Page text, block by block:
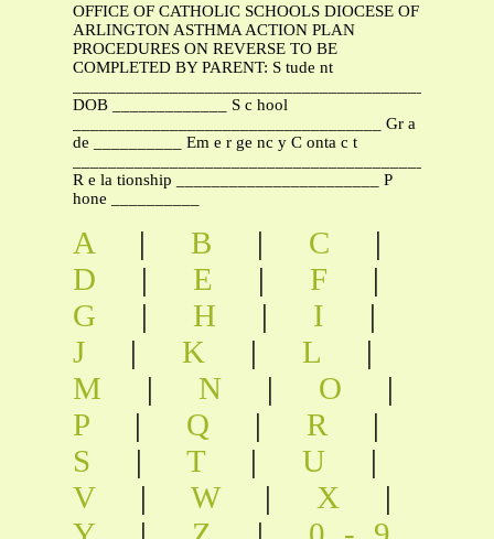
OFFICE OF CATHOLIC SCHOOLS DIOCESE OF
ARLINGTON ASTHMA ACTION PLAN
PROCEDURES ON REVERSE TO BE
COMPLETED BY PARENT: S tude nt
DOB _____________ S c hool
___________________________________ Gr a
de __________ Em e r ge nc y C onta c t
R e la tionship _______________________ P
hone __________
A | B | C
|
D
| E | F
|
G
| H | I
|
J
| K | L
|
M
| N | O
|
P
| Q | R
|
S
| T | U
|
V
| W | X
|